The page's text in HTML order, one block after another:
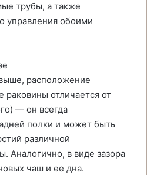
трубы, а также
управления обоими
расположение
отличается от
— он всегда
полки и может быть
различной
Аналогично, в виде зазора
чаш и ее дна.